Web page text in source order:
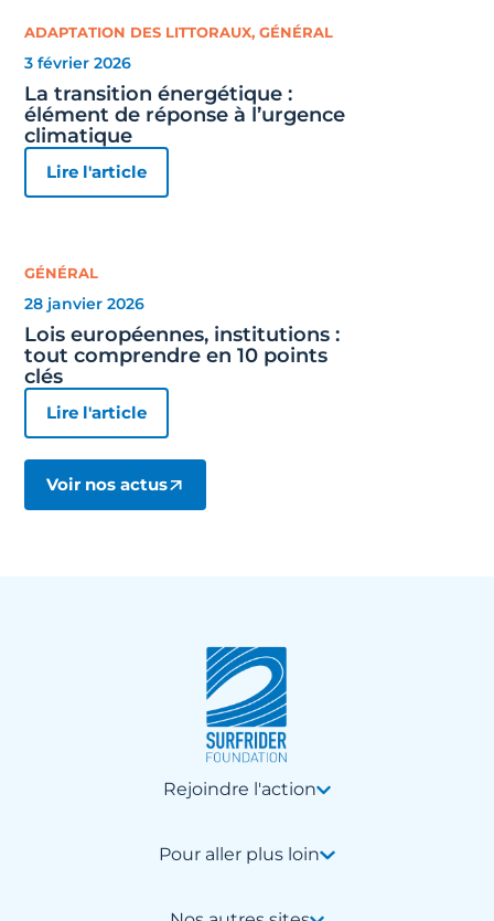
ADAPTATION DES LITTORAUX,GÉNÉRAL
3 février 2026
La transition énergétique :
élément de réponse à l’urgence
climatique
Lire l'article
GÉNÉRAL
28 janvier 2026
Lois européennes, institutions :
tout comprendre en 10 points
clés
Lire l'article
Voir nos actus
Rejoindre l'action
Pour aller plus loin